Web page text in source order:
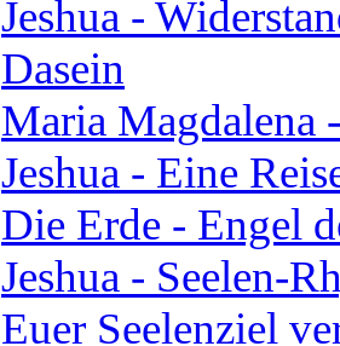
Jeshua -
Dasein
Maria Magdalena
Jeshua - Eine
Die Erde - Engel
Jeshua - Seelen-
Euer Seelenziel